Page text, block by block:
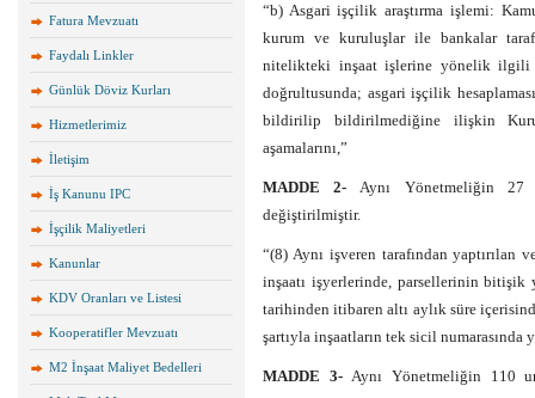
Fatura Mevzuatı
Faydalı Linkler
Günlük Döviz Kurları
Hizmetlerimiz
İletişim
İş Kanunu IPC
İşçilik Maliyetleri
Kanunlar
KDV Oranları ve Listesi
Kooperatifler Mevzuatı
M2 İnşaat Maliyet Bedelleri
“b) Asgari işçilik araştırma işlemi:
kurum ve kuruluşlar ile bankalar
nitelikteki inşaat işlerine yönelik ilgili
doğrultusunda; asgari işçilik
bildirilip bildirilmediğine ilişkin
aşamalarını,”
MADDE 2-Aynı Yönetmeliğin 27
değiştirilmiştir.
“(8) Aynı işveren tarafından
inşaatı işyerlerinde, parsellerinin bitişik
tarihinden itibaren altı aylık süre
şartıyla inşaatların tek sicil
MADDE 3-Aynı Yönetmeliğin 110